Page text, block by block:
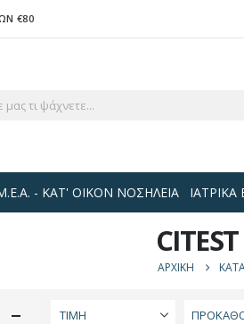
€80
- ΚΑΤ' ΟΙΚΟΝ ΝΟΣΗΛΕΙΑ ΙΑΤΡΙΚΑ
ΑΡΧΙΚΉ
ΤΙΜΉ